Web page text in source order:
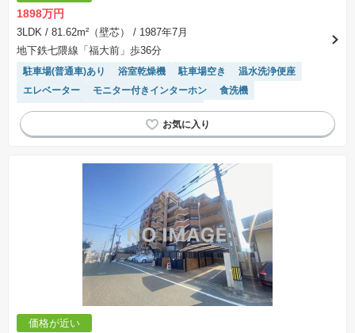
表示されておりません。
※取引にかかる費用：物件の契約手続き、決済、引き渡し時にかかる費用を表示しています。
不動産会社によって表記有無が異なるため、ご自身で十分な確認をしていただくようにお願い
いたします。
場合があります。
1898万円
3LDK / 81.62m²（壁芯）
/ 1987年7月
地下鉄七隈線「福大前」歩36分
駐車場(普通車)あり 浴室乾燥機 駐車場空き
温水洗浄便座
エレベーター
モニター付きインターホン
食洗機
リフォーム済み物件
システムキッチン
価格が近い